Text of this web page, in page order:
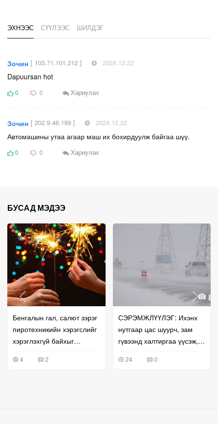
ЭХНЭЭС СҮҮЛЭЭС ШИЛДЭГ
Зочин [ 103.71.101.212 ] 2024.12.22
Dapuursan hot
0 0 Хариулах
Зочин [ 202.9.46.199 ] 2024.12.22
Автомашины утаа агаар маш их бохирдуулж байгаа шүү.
0 0 Хариулах
БУСАД МЭДЭЭ
Бенгалын гал, салют зэрэг
пиротехникийн хэрэгслийг
хэрэглэхгүй байхыг
4 2
СЭРЭМЖЛҮҮЛЭГ: Ихэнх
нутгаар цас шуурч, зам
гүвээнд халтиргаа үүсэж,
хязгаарлагдана
24 0